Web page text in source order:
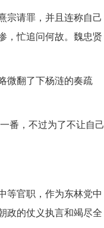
宗请罪，并且连称自己
，忙追问何故。魏忠贤
微翻了下杨涟的奏疏
番，不过为了不让自己
等官职，作为东林党中
政的仗义执言和竭尽全